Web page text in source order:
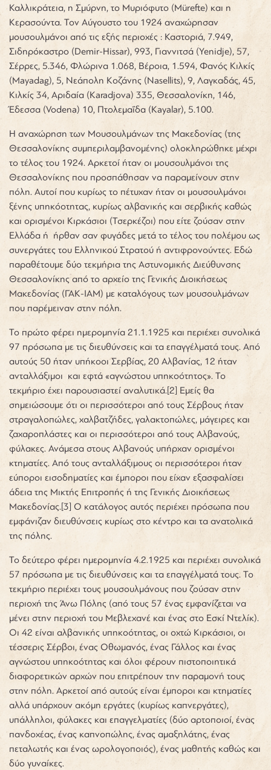
Καλλικράτεια, η Σμύρνη, το Μυριόφυτο (Mürefte) και η
Κερασούντα. Τον Αύγουστο του 1924 αναχώρησαν
μουσουλμάνοι από τις εξής περιοχές : Καστοριά, 7.949,
Σιδηρόκαστρο (Demir-Hissar), 993, Γιαννιτσά (Yenidje), 57,
Σέρρες, 5.346, Φλώρινα 1.068, Βέροια, 1.594, Φανός Κιλκίς
(Mayadag), 5, Νεάπολη Κοζάνης (Nasellits), 9, Λαγκαδάς, 45,
Κιλκίς 34, Αριδαία (Karadjova) 335, Θεσσαλονίκη, 146,
Έδεσσα (Vodena) 10, Πτολεμαΐδα (Kayalar), 5.100.
Η αναχώρηση των Μουσουλμάνων της Μακεδονίας (της
Θεσσαλονίκης συμπεριλαμβανομένης) ολοκληρώθηκε μέχρι
το τέλος του 1924. Αρκετοί ήταν οι μουσουλμάνοι της
Θεσσαλονίκης που προσπάθησαν να παραμείνουν στην
πόλη. Αυτοί που κυρίως το πέτυχαν ήταν οι μουσουλμάνοι
ξένης υπηκόοτητας, κυρίως αλβανικής και σερβικής καθώς
και ορισμένοι Κιρκάσιοι (Τσερκέζοι) που είτε ζούσαν στην
Ελλάδα ή ήρθαν σαν φυγάδες μετά το τέλος του πολέμου ως
συνεργάτες του Ελληνικού Στρατού ή αντιφρονούντες. Εδώ
παραθέτουμε δύο τεκμήρια της Αστυνομικής Διεύθυνσης
Θεσσαλονίκης από το αρχείο της Γενικής Διοικήσεως
Μακεδονίας (ΓΑΚ-ΙΑΜ) με καταλόγους των μουσουλμάνων
που παρέμειναν στην πόλη.
Το πρώτο φέρει ημερομηνία 21.1.1925 και περιέχει συνολικά
97 πρόσωπα με τις διευθύνσεις και τα επαγγέλματά τους. Από
αυτούς 50 ήταν υπήκοοι Σερβίας, 20 Αλβανίας, 12 ήταν
ανταλλάξιμοι και εφτά «αγνώστου υπηκοότητος». Το
τεκμήριο έχει παρουσιαστεί αναλυτικά.[2] Εμείς θα
σημειώσουμε ότι οι περισσότεροι από τους Σέρβους ήταν
στραγαλοπώλες, χαλβατζήδες, γαλακτοπώλες, μάγειρες και
ζαχαροπλάστες και οι περισσότεροι από τους Αλβανούς,
φύλακες. Ανάμεσα στους Αλβανούς υπήρχαν ορισμένοι
κτηματίες. Από τους ανταλλάξιμους οι περισσότεροι ήταν
εύποροι εισοδηματίες και έμποροι που είχαν εξασφαλίσει
άδεια της Μικτής Επιτροπής ή της Γενικής Διοικήσεως
Μακεδονίας.[3] Ο κατάλογος αυτός περιέχει πρόσωπα που
εμφάνιζαν διευθύνσεις κυρίως στο κέντρο και τα ανατολικά
της πόλης.
Το δεύτερο φέρει ημερομηνία 4.2.1925 και περιέχει συνολικά
57 πρόσωπα με τις διευθύνσεις και τα επαγγέλματά τους. Το
τεκμήριο περιέχει τους μουσουλμάνους που ζούσαν στην
περιοχή της Άνω Πόλης (από τους 57 ένας εμφανίζεται να
μένει στην περιοχή του Μεβλεχανέ και ένας στο Εσκί Ντελίκ).
Οι 42 είναι αλβανικής υπηκοότητας, οι οχτώ Κιρκάσιοι, οι
τέσσερις Σέρβοι, ένας Οθωμανός, ένας Γάλλος και ένας
αγνώστου υπηκοότητας και όλοι φέρουν πιστοποιητικά
διαφορετικών αρχών που επιτρέπουν την παραμονή τους
στην πόλη. Αρκετοί από αυτούς είναι έμποροι και κτηματίες
αλλά υπάρχουν ακόμη εργάτες (κυρίως καπνεργάτες),
υπάλληλοι, φύλακες και επαγγελματίες (δύο αρτοποιοί, ένας
πανδοχέας, ένας καπνοπώλης, ένας αμαξηλάτης, ένας
πεταλωτής και ένας ωρολογοποιός), ένας μαθητής καθώς και
δύο γυναίκες.